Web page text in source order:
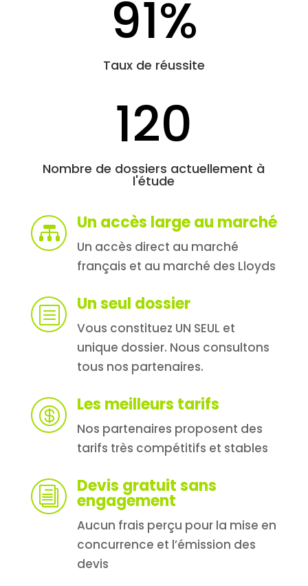
91%
Taux de réussite
120
Nombre de dossiers actuellement à
l'étude
 Un accès large au marché
Un accès direct au marché
français et au marché des Lloyds
b Un seul dossier
Vous constituez UN SEUL et
unique dossier. Nous consultons
tous nos partenaires.
 Les meilleurs tarifs
Nos partenaires proposent des
tarifs très compétitifs et stables
i Devis gratuit sans
engagement
Aucun frais perçu pour la mise en
concurrence et l’émission des
devis